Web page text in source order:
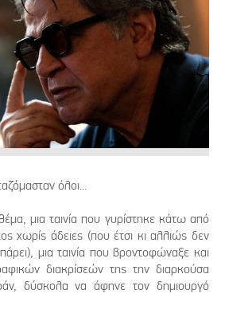
όλοι...
μια ταινία που γυρίστηκε κάτω από
χωρίς άδειες (που έτσι κι αλλιώς δεν
μια ταινία που βροντοφώναξε και
διακρίσεών της την διαρκούσα
δύσκολα να άφηνε τον δημιουργό